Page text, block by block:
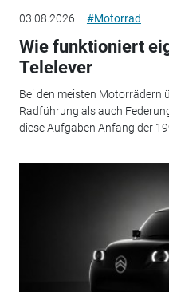
03.08.2026 #Motorrad
Wie funktioniert
Telelever
Bei den meisten Motorrädern
Radführung als auch
diese Aufgaben Anfang der